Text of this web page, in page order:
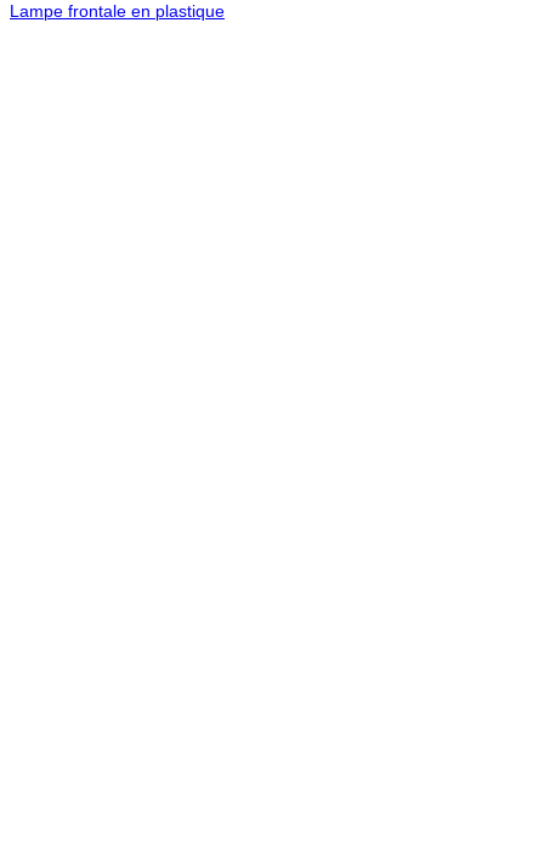
Lampe frontale en plastique